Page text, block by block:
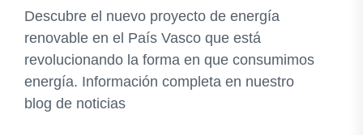
Descubre el nuevo proyecto de energía
renovable en el País Vasco que está
revolucionando la forma en que consumimos
energía. Información completa en nuestro
blog de noticias